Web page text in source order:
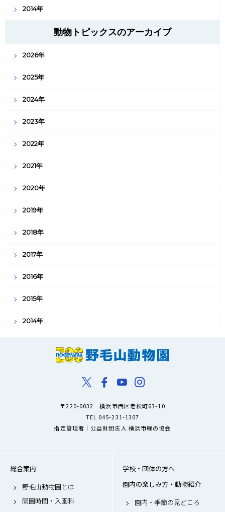
2014年
動物トピックスのアーカイブ
2026年
2025年
2024年
2023年
2022年
2021年
2020年
2019年
2018年
2017年
2016年
2015年
2014年
〒220-0032 横浜市西区老松町63-10
TEL 045-231-1307
指定管理者｜公益財団法人 横浜市緑の協会
総合案内
野毛山動物園とは
開園時間・入園料
学校・団体の方へ
園内の楽しみ方・動物紹介
園内・季節の見どころ